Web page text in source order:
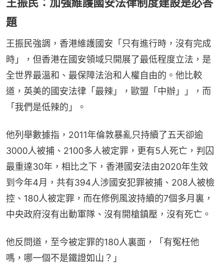
題
王振民強調，香港維護國安「只有進行時，沒有完成
時」，但香港在國安領域只開展了最低程度立法，是
全世界最溫和、最保障法治和人權自由的。他比較
道，英美的國安法律「最辣」，歐盟「中辦」」，而
「我們是低辣的」。
他列舉數據指，2011年倫敦暴亂只持續了五天卻逾
3000人被捕、2100多人被定罪，更有5人死亡，判囚
最重達30年，相比之下，香港國安法由2020年生效
到今年4月，共有394人涉國安犯罪被捕、208人被檢
控、180人被定罪，而在修例風波持續的7個多月裏，
中央政府沒有出動軍隊、沒有開槍鎮壓，沒有死亡。
他反問道，至今被定罪的180人裏面，「有冤枉他
嗎，哪一個不是鐵證如山？」